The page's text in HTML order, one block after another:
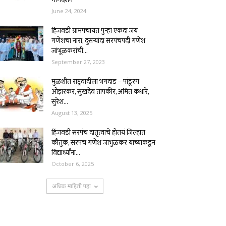
June 24, 2024
हिंजवडी ग्रामपंचायत पुन्हा एकदा जय
गणेशचा नारा, दुसर्‍यांदा सरपंचपदी गणेश
जांभूळकरांची...
September 27, 2023
मुळशीत राष्ट्रवादीला भगदाड – पांडूरंग
ओझरकर, सुखदेव तापकीर, अमित कंधारे,
सुरेश...
August 13, 2025
हिंजवडी सरपंच दातृत्वाचे होतयं जिल्हात
कौतुक, सरपंच गणेश जांभुळकर यांच्याकडून
विद्यार्थ्यांना...
October 6, 2025
अधिक माहिती पहा